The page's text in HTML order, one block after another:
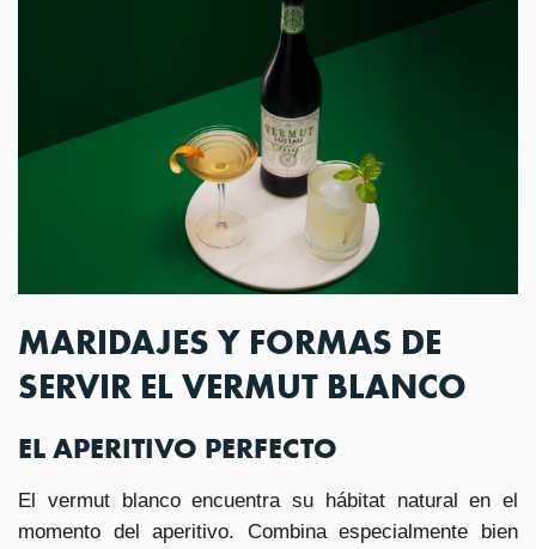
MARIDAJES Y FORMAS DE
SERVIR EL VERMUT BLANCO
EL APERITIVO PERFECTO
El vermut blanco encuentra su hábitat natural en el
momento del aperitivo. Combina especialmente bien